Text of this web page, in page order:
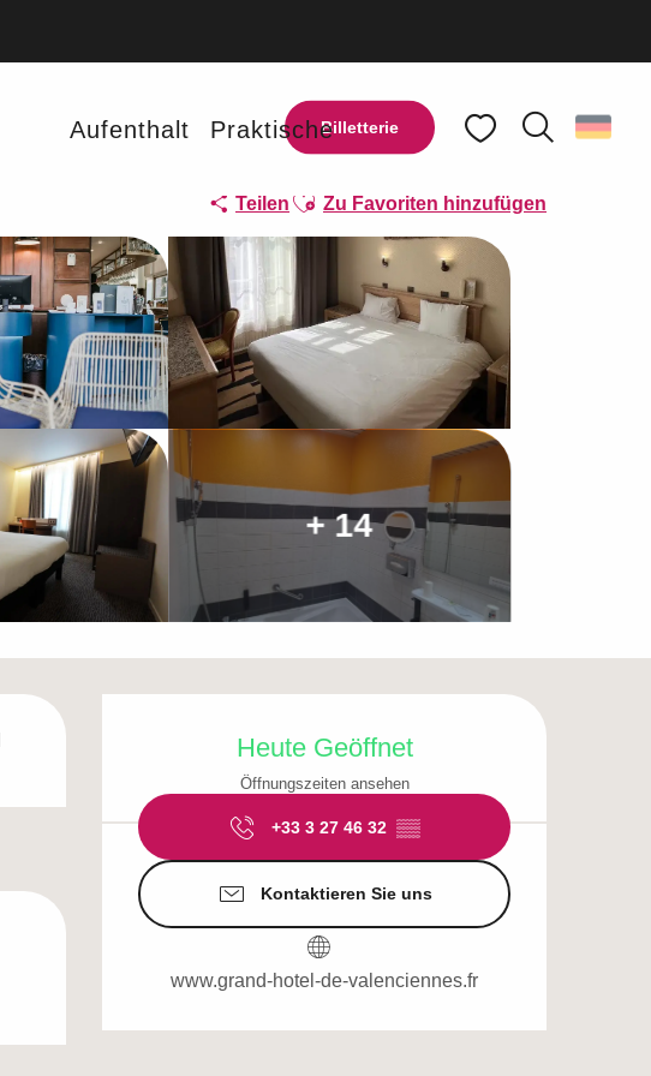
Billetterie
Aufenthalt Praktische
Teilen Ajouter aux favoris
Zu Favoriten hinzufügen
+ 14
Öffnungszeiten &
Heute Geöffnet
Öffnungszeiten ansehen
+33 3 27 46 32 ▒▒
Kontaktieren Sie uns
www.grand-hotel-de-valenciennes.fr